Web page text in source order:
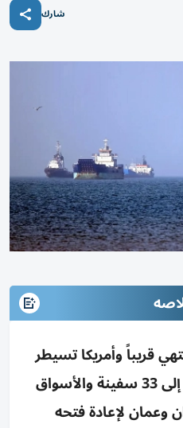
شارك
قريباً وأمريكا تسيطر
على هرمز؛ تراجع العبور إلى 33 سفينة والأسواق
وعمان لإعادة فتحه